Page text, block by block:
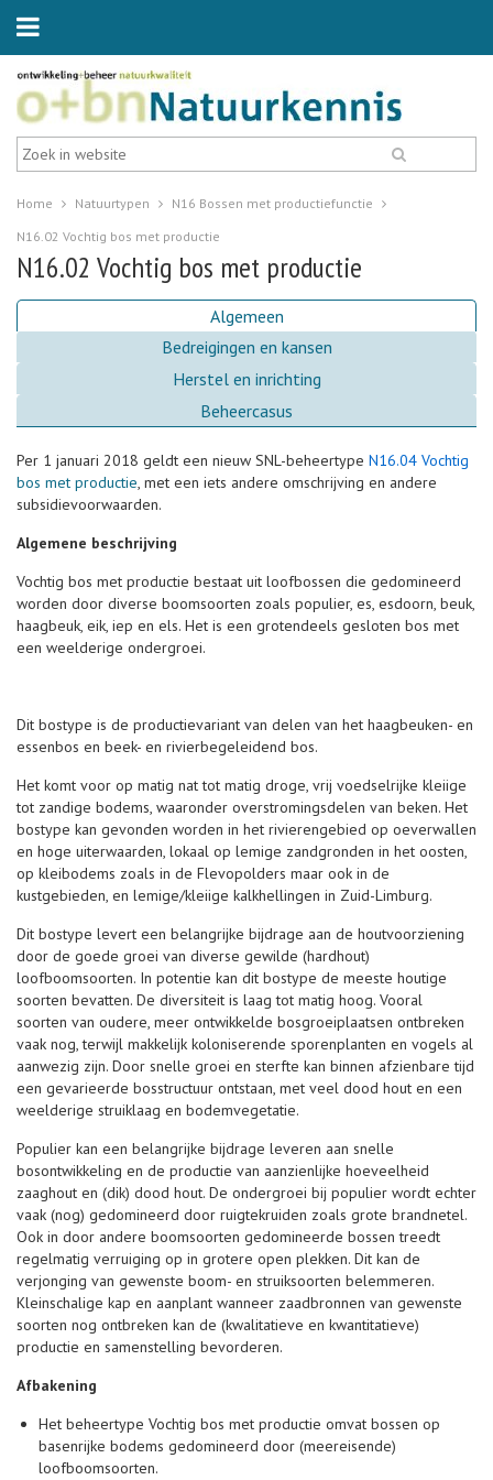
Home Natuurtypen
N16 Bossen met productiefunctie
N16.02 Vochtig bos met productie
N16.02 Vochtig bos met productie
Algemeen
Bedreigingen en kansen
Herstel en inrichting
Beheercasus
Per 1 januari 2018 geldt een nieuw SNL-beheertype N16.04 Vochtig
bos met productie, met een iets andere omschrijving en andere
subsidievoorwaarden.
Algemene beschrijving
Vochtig bos met productie bestaat uit loofbossen die gedomineerd
worden door diverse boomsoorten zoals populier, es, esdoorn, beuk,
haagbeuk, eik, iep en els. Het is een grotendeels gesloten bos met
een weelderige ondergroei.
Dit bostype is de productievariant van delen van het haagbeuken- en
essenbos en beek- en rivierbegeleidend bos.
Het komt voor op matig nat tot matig droge, vrij voedselrijke kleiige
tot zandige bodems, waaronder overstromingsdelen van beken. Het
bostype kan gevonden worden in het rivierengebied op oeverwallen
en hoge uiterwaarden, lokaal op lemige zandgronden in het oosten,
op kleibodems zoals in de Flevopolders maar ook in de
kustgebieden, en lemige/kleiige kalkhellingen in Zuid-Limburg.
Dit bostype levert een belangrijke bijdrage aan de houtvoorziening
door de goede groei van diverse gewilde (hardhout)
loofboomsoorten. In potentie kan dit bostype de meeste houtige
soorten bevatten. De diversiteit is laag tot matig hoog. Vooral
soorten van oudere, meer ontwikkelde bosgroeiplaatsen ontbreken
vaak nog, terwijl makkelijk koloniserende sporenplanten en vogels al
aanwezig zijn. Door snelle groei en sterfte kan binnen afzienbare tijd
een gevarieerde bosstructuur ontstaan, met veel dood hout en een
weelderige struiklaag en bodemvegetatie.
Populier kan een belangrijke bijdrage leveren aan snelle
bosontwikkeling en de productie van aanzienlijke hoeveelheid
zaaghout en (dik) dood hout. De ondergroei bij populier wordt echter
vaak (nog) gedomineerd door ruigtekruiden zoals grote brandnetel.
Ook in door andere boomsoorten gedomineerde bossen treedt
regelmatig verruiging op in grotere open plekken. Dit kan de
verjonging van gewenste boom- en struiksoorten belemmeren.
Kleinschalige kap en aanplant wanneer zaadbronnen van gewenste
soorten nog ontbreken kan de (kwalitatieve en kwantitatieve)
productie en samenstelling bevorderen.
Afbakening
Het beheertype Vochtig bos met productie omvat bossen op
basenrijke bodems gedomineerd door (meereisende)
loofboomsoorten.